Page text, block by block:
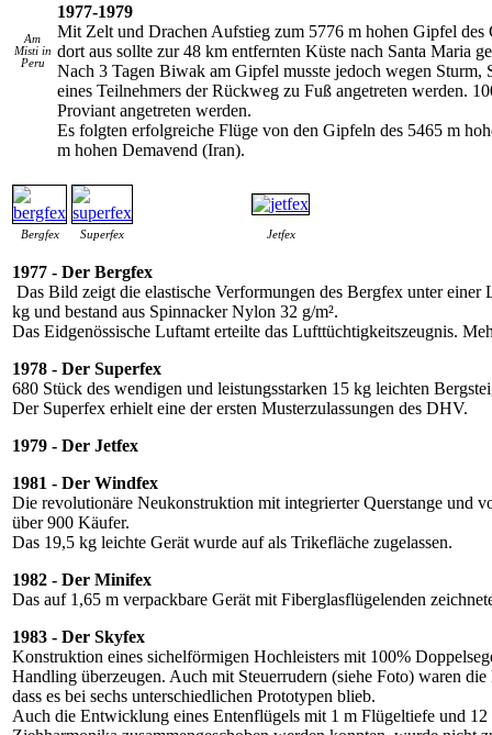
1977-1979
Mit Zelt und Drachen Aufstieg zum 5776 m hohen Gipfel
dort aus sollte zur 48 km entfernten Küste nach Santa Maria
Nach 3 Tagen Biwak am Gipfel musste jedoch wegen Sturm,
eines Teilnehmers der Rückweg zu Fuß angetreten werden.
Proviant angetreten werden.
Es folgten erfolgreiche Flüge von den Gipfeln des 5465 m
m hohen Demavend (Iran).
Am
Misti in
Peru
Bergfex Superfex Jetfex
1977 - Der Bergfex
Das Bild zeigt die elastische Verformungen des Bergfex unter
kg und bestand aus Spinnacker Nylon 32 g/m².
Das Eidgenössische Luftamt erteilte das Lufttüchtigkeitszeugnis.
1978 - Der Superfex
680 Stück des wendigen und leistungsstarken 15 kg leichten
Der Superfex erhielt eine der ersten Musterzulassungen des DHV.
1979 - Der Jetfex
1981 - Der Windfex
Die revolutionäre Neukonstruktion mit integrierter Querstange und
über 900 Käufer.
Das 19,5 kg leichte Gerät wurde auf als Trikefläche zugelassen.
1982 - Der Minifex
Das auf 1,65 m verpackbare Gerät mit Fiberglasflügelenden
1983 - Der Skyfex
Konstruktion eines sichelförmigen Hochleisters mit 100%
Handling überzeugen. Auch mit Steuerrudern (siehe Foto) waren
dass es bei sechs unterschiedlichen Prototypen blieb.
Auch die Entwicklung eines Entenflügels mit 1 m Flügeltiefe und